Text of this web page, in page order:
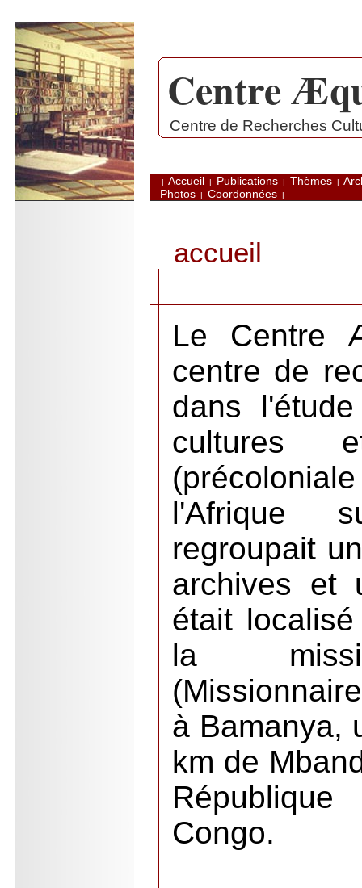
. Centre
Centre de Recherches
| Accueil | Publications | Thèmes |
Photos | Coordonnées |
accueil
Le Centre
centre de
dans
cultures
l'Afrique
regroupait
archives et
était
la
à Bamanya,
km de
Congo.